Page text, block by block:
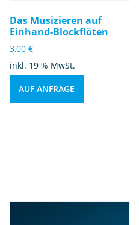
Das Musizieren auf
Einhand-Blockflöten
3,00 €
inkl. 19 % MwSt.
AUF ANFRAGE